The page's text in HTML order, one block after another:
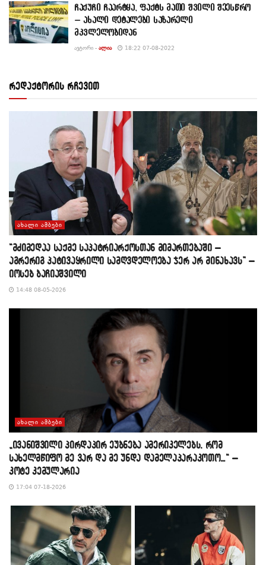
ჩაქუჩი ჩაარტყა, ფაქტს მათი შვილი შეესწრო
– ახალი დეტალები საზარელი
მკვლელობიდან
ᲐᲕᲢᲝᲠᲘ - ᲐᲚᲘᲐ 18:22 07-08-2022
რედაქტორის რჩევით
ᲐᲮᲐᲚᲘ ᲐᲛᲑᲔᲑᲘ
“მძიმედაა საქმე საპატრიარქოსთან მიმართებაში –
აგრერიგ პატივაყრილი სამღვდელოება ჯერ არ მინახავს” –
იოსებ ბაჩიაშვილი
14:48 08-05-2026
ᲐᲮᲐᲚᲘ ᲐᲛᲑᲔᲑᲘ
„ივანიშვილი პირდაპირ ეუბნება ამერიკელებს, რომ
სახელმწიფო მე ვარ და მე უნდა დამელაპარაკოთო…“ –
კოტე კემულარია
17:04 07-18-2026